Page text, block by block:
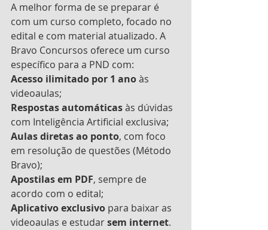
A melhor forma de se preparar é
com um curso completo, focado no
edital e com material atualizado. A
Bravo Concursos oferece um curso
específico para a PND com:
Acesso ilimitado por 1 ano às
videoaulas;
Respostas automáticas às dúvidas
com Inteligência Artificial exclusiva;
Aulas diretas ao ponto, com foco
em resolução de questões (Método
Bravo);
Apostilas em PDF, sempre de
acordo com o edital;
Aplicativo exclusivo para baixar as
videoaulas e estudar sem internet.